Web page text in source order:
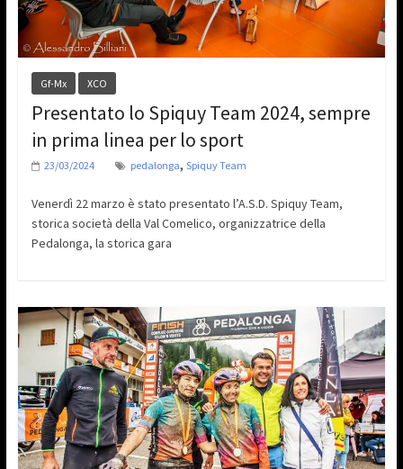
Gf-Mx XCO
Presentato lo Spiquy Team 2024, sempre
in prima linea per lo sport
23/03/2024 pedalonga, Spiquy Team
Venerdì 22 marzo è stato presentato l’A.S.D. Spiquy Team,
storica società della Val Comelico, organizzatrice della
Pedalonga, la storica gara